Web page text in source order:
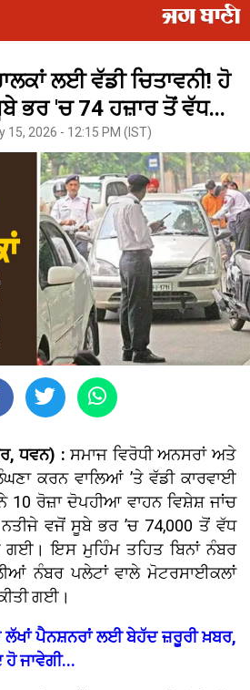
ਲਈ ਵੱਡੀ ਚਿਤਾਵਨੀ! ਹੋ
ਭਰ 'ਚ 74 ਹਜ਼ਾਰ ਤੋਂ ਵੱਧ...
15, 2026 - 12:15 PM (IST)
ਧਵਨ) :ਸਮਾਜ ਵਿਰੋਧੀ ਅਨਸਰਾਂ ਅਤੇ
ਕਰਨ ਵਾਲਿਆਂ ’ਤੇ ਵੱਡੀ ਕਾਰਵਾਈ
ਰੋਜ਼ਾ ਦੋਪਹੀਆ ਵਾਹਨ ਵਿਸ਼ੇਸ਼ ਜਾਂਚ
ਵਜੋਂ ਸੂਬੇ ਭਰ ’ਚ 74,000 ਤੋਂ ਵੱਧ
ਗਈ। ਇਸ ਮੁਹਿੰਮ ਤਹਿਤ ਬਿਨਾਂ ਨੰਬਰ
ਨੰਬਰ ਪਲੇਟਾਂ ਵਾਲੇ ਮੋਟਰਸਾਈਕਲਾਂ
ਗਈ।
ਪੈਨਸ਼ਨਰਾਂ ਲਈ ਬੇਹੱਦ ਜ਼ਰੂਰੀ ਖ਼ਬਰ,
ਹੋ ਜਾਵੇਗੀ...